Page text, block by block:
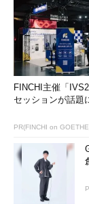
FINCHI主催「
セッションが話題
PR(FINCHI on